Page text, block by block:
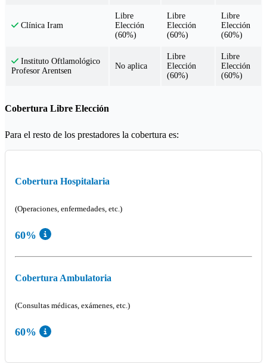
Clínica Iram
Libre
Elección
(60%)
Libre
Elección
(60%)
Libre
Elección
(60%)
Instituto Oftlamológico
Profesor Arentsen
No aplica
Libre
Elección
(60%)
Libre
Elección
(60%)
Cobertura Libre Elección
Para el resto de los prestadores la cobertura es:
Cobertura Hospitalaria
(Operaciones, enfermedades, etc.)
60%
Cobertura Ambulatoria
(Consultas médicas, exámenes, etc.)
60%